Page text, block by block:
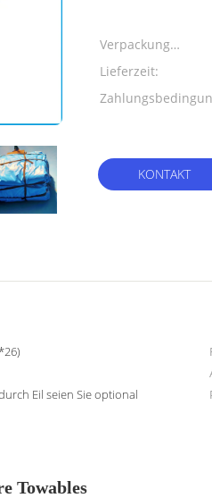
Verpackung
Informationen:
Lieferzeit:
KONTAKT
Eil seien Sie optional
Towables